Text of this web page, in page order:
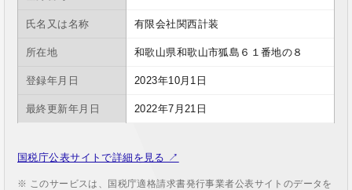
氏名又は名称 有限会社関西計装
所在地 和歌山県和歌山市狐島６１番地の８
登録年月日 2023年10月1日
最終更新年月日 2022年7月21日
国税庁公表サイトで詳細を見る ↗
※ このサービスは、国税庁適格請求書発行事業者公表サイトのデータを